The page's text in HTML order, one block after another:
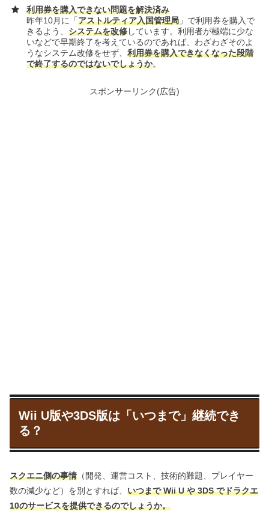
利用券を購入できない問題を解決済み
昨年10月に「アストルティア入国管理局 」で利用券を購入で
きるよう、 システムを改修しています。利用者が極端に少な
いなどで早期終了を考えているのであれば、わざわざそのよ
うなシステム改修をせず、 利用券を購入できなくなった段階
で終了するのではないでしょうか。
スポンサーリンク(広告)
Wii U版や3DS版は「いつまで」継続でき
る？
スクエニ側の事情 （開発、運営コスト、技術的難題、プレイヤー
数の減少など）を別とすれば、 いつまで Wii U や 3DS でドラクエ
10のサービスを提供できるのでしょうか。